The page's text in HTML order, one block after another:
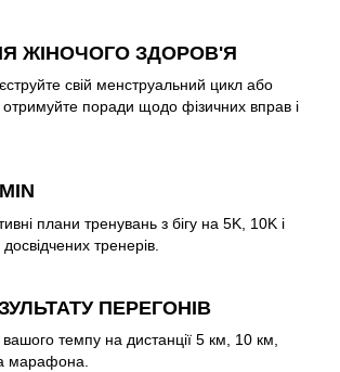
ЖІНОЧОГО ЗДОРОВ'Я
свій менструальний цикл або
отримуйте поради щодо фізичних вправ і
плани тренувань з бігу на 5K, 10K і
тренерів.
ПЕРЕГОНІВ
темпу на дистанції 5 км, 10 км,
марафона.